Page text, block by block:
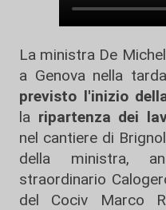
La ministra De
a Genova nella
previsto l'inizio
la ripartenza dei
nel cantiere di
della ministra,
straordinario
del Cociv Marco